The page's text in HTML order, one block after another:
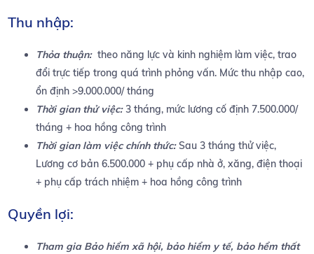
Thu nhập:
Thỏa thuận: theo năng lực và kinh nghiệm làm việc, trao
đổi trực tiếp trong quá trình phỏng vấn. Mức thu nhập cao,
ổn định >9.000.000/ tháng
Thời gian thử việc:3 tháng, mức lương cố định 7.500.000/
tháng + hoa hồng công trình
Thời gian làm việc chính thức:Sau 3 tháng thử việc,
Lương cơ bản 6.500.000 + phụ cấp nhà ở, xăng, điện thoại
+ phụ cấp trách nhiệm + hoa hồng công trình
Quyền lợi:
Tham gia Bảo hiểm xã hội, bảo hiểm y tế, bảo hểm thất